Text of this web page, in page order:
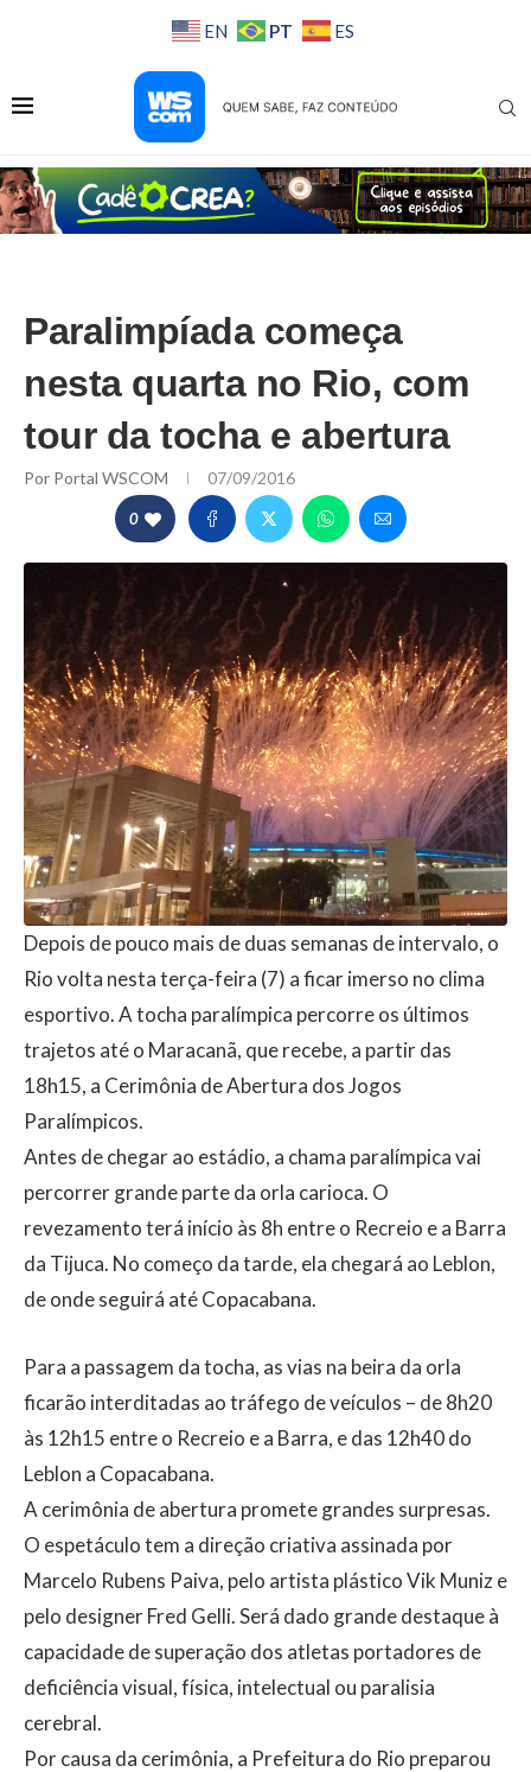
EN PT ES
Paralimpíada começa
nesta quarta no Rio, com
tour da tocha e abertura
Por Portal WSCOM 07/09/2016
0
Depois de pouco mais de duas semanas de intervalo, o
Rio volta nesta terça-feira (7) a ficar imerso no clima
esportivo. A tocha paralímpica percorre os últimos
trajetos até o Maracanã, que recebe, a partir das
18h15, a Cerimônia de Abertura dos Jogos
Paralímpicos.
Antes de chegar ao estádio, a chama paralímpica vai
percorrer grande parte da orla carioca. O
revezamento terá início às 8h entre o Recreio e a Barra
da Tijuca. No começo da tarde, ela chegará ao Leblon,
de onde seguirá até Copacabana.
Para a passagem da tocha, as vias na beira da orla
ficarão interditadas ao tráfego de veículos – de 8h20
às 12h15 entre o Recreio e a Barra, e das 12h40 do
Leblon a Copacabana.
A cerimônia de abertura promete grandes surpresas.
O espetáculo tem a direção criativa assinada por
Marcelo Rubens Paiva, pelo artista plástico Vik Muniz e
pelo designer Fred Gelli. Será dado grande destaque à
capacidade de superação dos atletas portadores de
deficiência visual, física, intelectual ou paralisia
cerebral.
Por causa da cerimônia, a Prefeitura do Rio preparou